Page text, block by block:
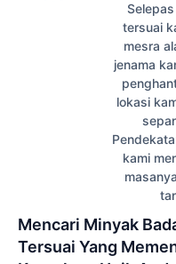
tersuai
mesra
jenama
lokasi
kami
Mencari Minyak
Tersuai Yang